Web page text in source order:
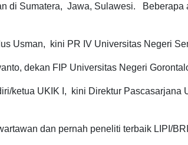
di Sumatera, Jawa, Sulawesi. Beberapa
Usman, kini PR IV Universitas Negeri
dekan FIP Universitas Negeri
ketua UKIK I, kini Direktur Pascasarjana
dan pernah peneliti terbaik LIPI/